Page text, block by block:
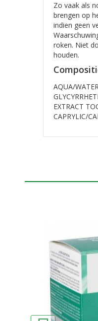
Zo vaak als
brengen op
indien geen
roken. Niet
houden.
AQUA/
EXTRACT
CAPRYLIC/